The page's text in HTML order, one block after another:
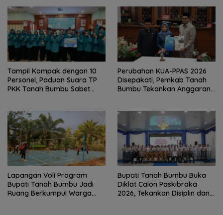
Tampil Kompak dengan 10
Personel, Paduan Suara TP
PKK Tanah Bumbu Sabet
Perubahan KUA-PPAS 2026
Disepakati, Pemkab Tanah
Bumbu Tekankan Anggaran
Lapangan Voli Program
Bupati Tanah Bumbu Jadi
Ruang Berkumpul Warga
Bupati Tanah Bumbu Buka
Diklat Calon Paskibraka
2026, Tekankan Disiplin dan